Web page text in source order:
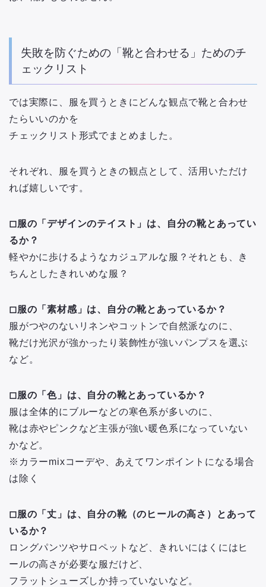
失敗を防ぐための「靴と合わせる」ためのチ
ェックリスト
では実際に、服を買うときにどんな観点で靴と合わせ
たらいいのかを
チェックリスト形式でまとめました。
それぞれ、服を買うときの観点として、活用いただけ
れば嬉しいです。
◻︎服の「デザインのテイスト」は、自分の靴とあってい
るか？
軽やかに歩けるようなカジュアルな服？それとも、き
ちんとしたきれいめな服？
◻︎服の「素材感」は、自分の靴とあっているか？
服がつやのないリネンやコットンで自然派なのに、
靴だけ光沢が強かったり装飾性が強いパンプスを選ぶ
など。
◻︎服の「色」は、自分の靴とあっているか？
服は全体的にブルーなどの寒色系が多いのに、
靴は赤やピンクなど主張が強い暖色系になっていない
かなど。
※カラーmixコーデや、あえてワンポイントになる場合
は除く
◻︎服の「丈」は、自分の靴（のヒールの高さ）とあって
いるか？
ロングパンツやサロペットなど、きれいにはくにはヒ
ールの高さが必要な服だけど、
フラットシューズしか持っていないなど。